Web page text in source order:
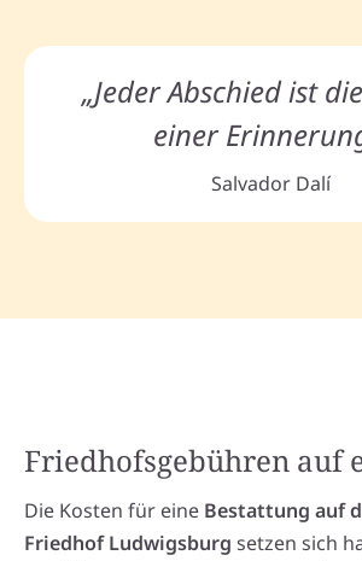
„Jeder Abschied ist
einer
Salvador Dalí
Friedhofsgebühren auf
Die Kosten für eine Bestattung auf
Friedhof Ludwigsburg setzen sich